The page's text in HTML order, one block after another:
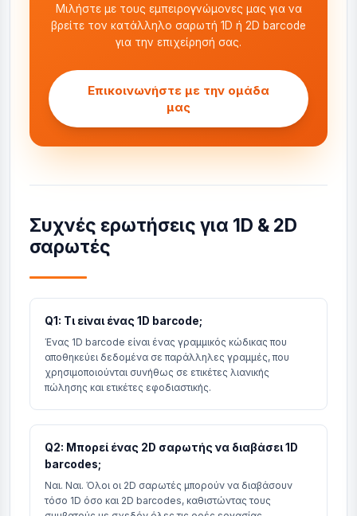
Μιλήστε με τους εμπειρογνώμονες μας για να
βρείτε τον κατάλληλο σαρωτή 1D ή 2D barcode
για την επιχείρησή σας.
Επικοινωνήστε με την ομάδα
μας
Συχνές ερωτήσεις για 1D & 2D
σαρωτές
Q1: Τι είναι ένας 1D barcode;
Ένας 1D barcode είναι ένας γραμμικός κώδικας που
αποθηκεύει δεδομένα σε παράλληλες γραμμές, που
χρησιμοποιούνται συνήθως σε ετικέτες λιανικής
πώλησης και ετικέτες εφοδιαστικής.
Q2: Μπορεί ένας 2D σαρωτής να διαβάσει 1D
barcodes;
Ναι. Ναι. Όλοι οι 2D σαρωτές μπορούν να διαβάσουν
τόσο 1D όσο και 2D barcodes, καθιστώντας τους